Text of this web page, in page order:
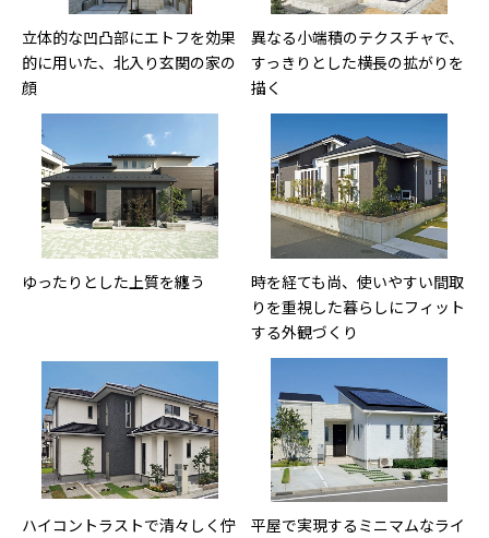
立体的な凹凸部にエトフを効果
的に用いた、北入り玄関の家の
顔
異なる小端積のテクスチャで、
すっきりとした横長の拡がりを
描く
ゆったりとした上質を纏う
時を経ても尚、使いやすい間取
りを重視した暮らしにフィット
する外観づくり
ハイコントラストで清々しく佇
平屋で実現するミニマムなライ